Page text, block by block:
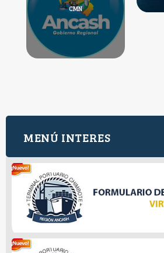
CMN
MENÚ INTERES